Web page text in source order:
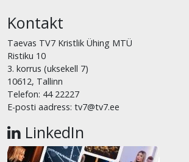
Kontakt
Taevas TV7 Kristlik Ühing MTÜ
Ristiku 10
3. korrus (uksekell 7)
10612, Tallinn
Telefon: 44 22227
E-posti aadress: tv7@tv7.ee
LinkedIn